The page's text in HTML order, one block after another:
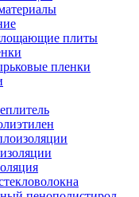
плиты
пленки